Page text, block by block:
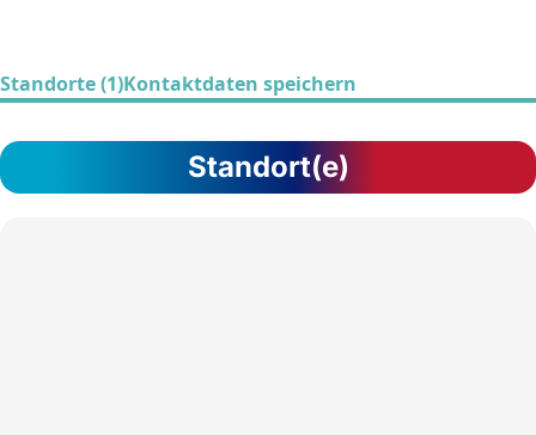
Standorte (1)Kontaktdaten speichern
Standort(e)